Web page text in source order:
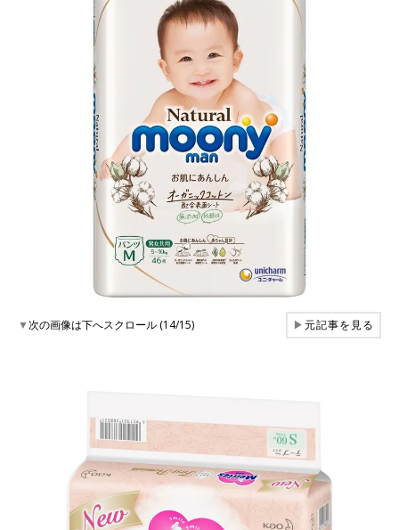
▼次の画像は下へスクロール (14/15) ▶元記事を見る